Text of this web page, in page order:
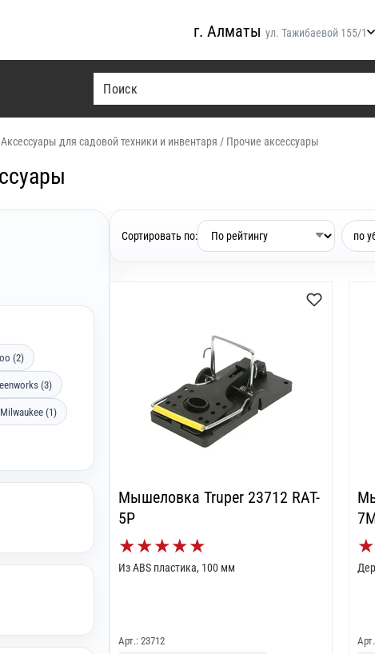
г. Алматы ул. Тажибаевой 155/1
Аксессуары для садовой техники и инвентаря / Прочие аксессуары
(2)
(3)
Milwaukee (1)
Сортировать по: по
Мышеловка Truper 23712 RAT-
5P
★★★★★
Из ABS пластика, 100 мм
Арт.: 23712
★